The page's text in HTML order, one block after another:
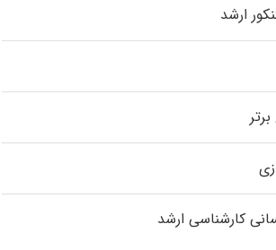
ارشد
کارشناسی ارشد